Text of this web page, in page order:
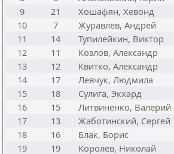
9
21 Хошафян, Хевонд
10
7 Журавлев, Андрей
11
14 Тупилейкин, Виктор
12
11 Козлов, Александр
13
12 Квитко, Александр
14
17 Левчук, Людмила
15
18 Сулига, Экхард
16
15 Литвиненко, Валерий
17
13 Жаботинский, Сергей
18
16 Блак, Борис
19
19 Королев, Николай